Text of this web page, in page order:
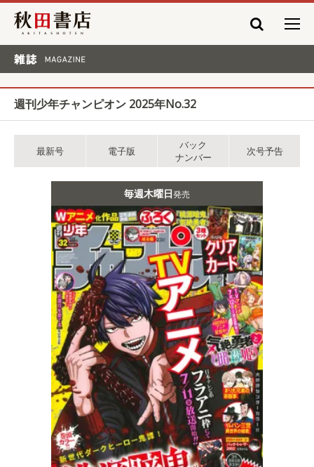
秋田書店
週刊少年チャンピオン 2025年No.32
最新号 電子版
バック
ナンバー
次号予告
毎週木曜日発売